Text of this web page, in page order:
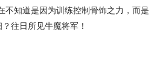
知道是因为训练控制骨饰之力，而是
往日所见牛魔将军！